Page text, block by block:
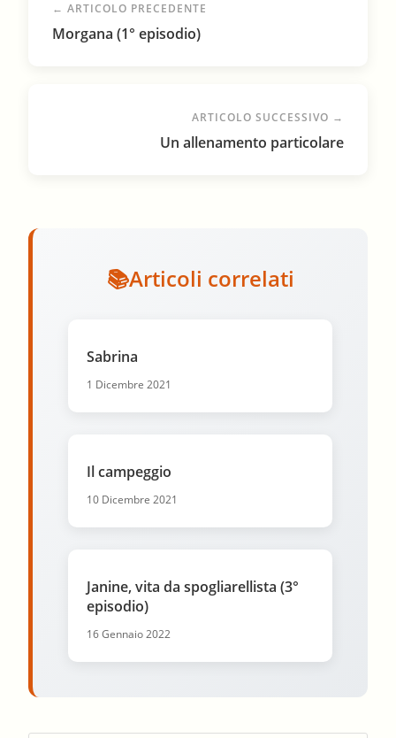
← ARTICOLO PRECEDENTE
Morgana (1° episodio)
ARTICOLO SUCCESSIVO →
Un allenamento particolare
Articoli correlati
Sabrina
1 Dicembre 2021
Il campeggio
10 Dicembre 2021
Janine, vita da spogliarellista (3°
episodio)
16 Gennaio 2022